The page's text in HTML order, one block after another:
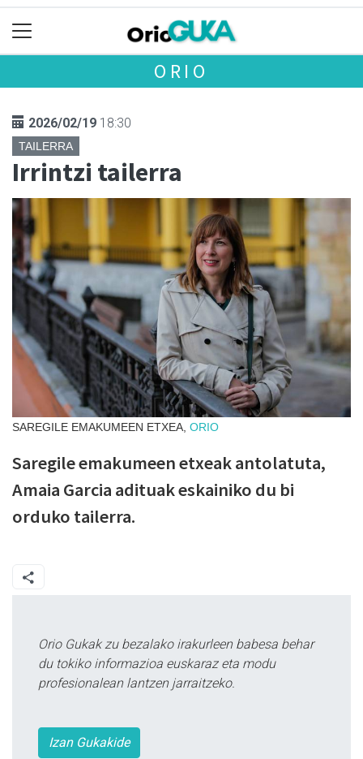
ORIO
2026/02/19 18:30
TAILERRA
Irrintzi tailerra
SAREGILE EMAKUMEEN ETXEA, ORIO
Saregile emakumeen etxeak antolatuta,
Amaia Garcia adituak eskainiko du bi
orduko tailerra.
Orio Gukak zu bezalako irakurleen babesa behar
du tokiko informazioa euskaraz eta modu
profesionalean lantzen jarraitzeko.
Izan Gukakide